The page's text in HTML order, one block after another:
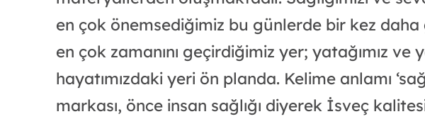
en çok önemsediğimiz bu günlerde bir kez
en çok zamanını geçirdiğimiz yer; yatağımız ve
hayatımızdaki yeri ön planda. Kelime anlamı
markası, önce insan sağlığı diyerek İsveç